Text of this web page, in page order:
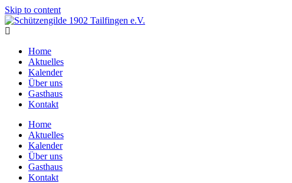
Skip to content
Home
Aktuelles
Kalender
Über uns
Gasthaus
Kontakt
Home
Aktuelles
Kalender
Über uns
Gasthaus
Kontakt